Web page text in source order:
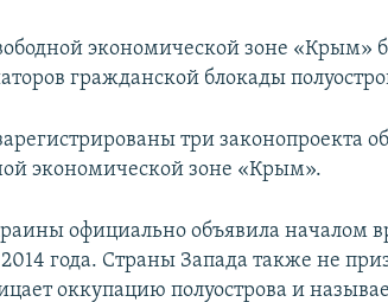
экономической зоне «Крым»
гражданской блокады
три законопроекта
экономической зоне «Крым».
официально объявила началом
года. Страны Запада также не
оккупацию полуострова и